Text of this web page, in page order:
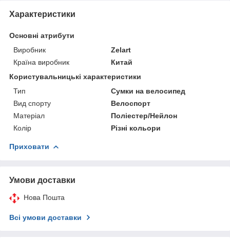
Характеристики
Основні атрибути
Виробник
Zelart
Країна виробник
Китай
Користувальницькі характеристики
Тип
Сумки на велосипед
Вид спорту
Велоспорт
Матеріал
Поліестер/Нейлон
Колір
Різні кольори
Приховати
Умови доставки
Нова Пошта
Всі умови доставки